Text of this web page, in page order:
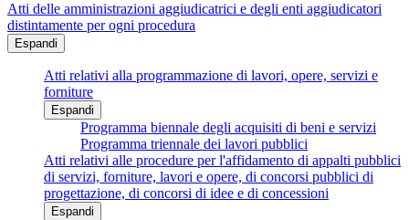
Atti delle amministrazioni aggiudicatrici e degli enti aggiudicatori
distintamente per ogni procedura
Espandi
Atti relativi alla programmazione di lavori, opere, servizi e
forniture
Espandi
Programma biennale degli acquisiti di beni e servizi
Programma triennale dei lavori pubblici
Atti relativi alle procedure per l'affidamento di appalti pubblici
di servizi, forniture, lavori e opere, di concorsi pubblici di
progettazione, di concorsi di idee e di concessioni
Espandi